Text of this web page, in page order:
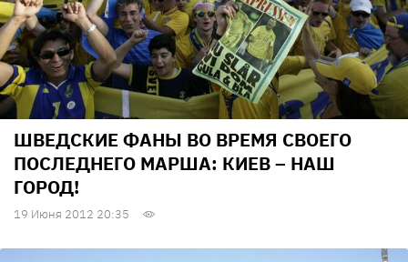
ШВЕДСКИЕ ФАНЫ ВО ВРЕМЯ СВОЕГО
ПОСЛЕДНЕГО МАРША: КИЕВ – НАШ
ГОРОД!
19 Июня 2012 20:35